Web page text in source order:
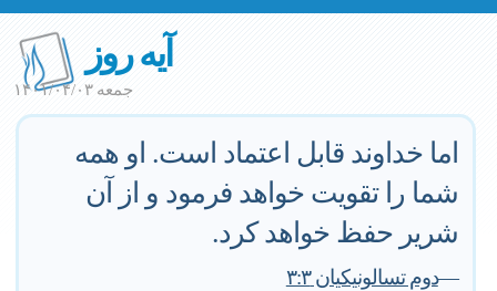
آیه روز
جمعه ۱۴۰۱/۰۴/۰۳
اما خداوند قابل اعتماد است. او همه
شما را تقویت خواهد فرمود و از آن
شریر حفظ خواهد کرد.
—دوم تسالونیکیان ۳:۳